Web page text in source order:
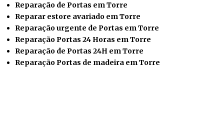
Reparação de Portas em Torre
Reparar estore avariado em Torre
Reparação urgente de Portas em Torre
Reparação Portas 24 Horas em Torre
Reparação de Portas 24H em Torre
Reparação Portas de madeira em Torre